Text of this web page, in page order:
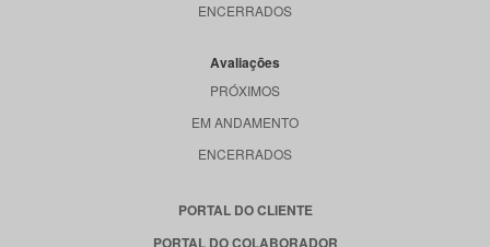
ENCERRADOS
Avaliações
PRÓXIMOS
EM ANDAMENTO
ENCERRADOS
PORTAL DO CLIENTE
PORTAL DO COLABORADOR